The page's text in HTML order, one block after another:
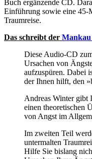
Buch ergänzende CD.
Einführung sowie eine 45-
Traumreise.
Das schreibt der Mankau
Diese Audio-CD
Ursachen von
aufzuspüren. Dabei
der Ihnen hilft, den
Andreas Winter gibt
einen theoretischen
von Angst im
Im zweiten Teil
untermalten
Hilfe Sie bislang